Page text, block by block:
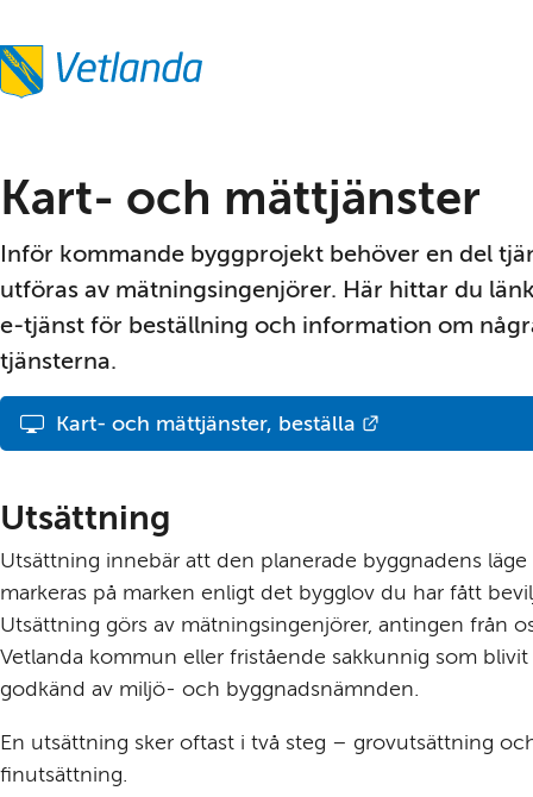
Kart- och mättjänster
Inför kommande byggprojekt behöver en del
utföras av mätnings­ingenjörer. Här hittar du
e-tjänst för beställ­ning och information om
tjänsterna.
Kart- och mättjänster, beställa
Utsättning
Utsättning innebär att den planerade byggnadens läge
markeras på marken enligt det bygg­lov du har fått
Utsätt­ning görs av mätnings­ingenjörer, antingen från
Vetlanda kommun eller fristående sak­kunnig som blivit
godkänd av miljö- och byggnads­nämnden.
En utsättning sker oftast i två steg – grovutsättning
finutsättning.